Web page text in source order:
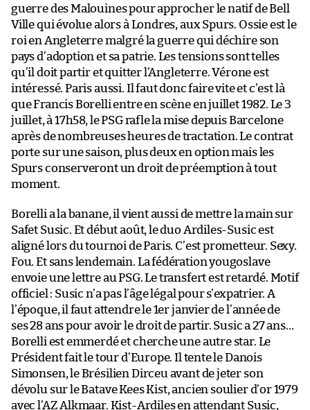
guerre des Malouines pour approcher le natif de Bell
Ville qui évolue alors à Londres, aux Spurs. Ossie est le
roi en Angleterre malgré la guerre qui déchire son
pays d’adoption et sa patrie. Les tensions sont telles
qu’il doit partir et quitter l’Angleterre. Vérone est
intéressé. Paris aussi. Il faut donc faire vite et c’est là
que Francis Borelli entre en scène en juillet 1982. Le 3
juillet, à 17h58, le PSG rafle la mise depuis Barcelone
après de nombreuses heures de tractation. Le contrat
porte sur une saison, plus deux en option mais les
Spurs conserveront un droit de préemption à tout
moment.
Borelli a la banane, il vient aussi de mettre la main sur
Safet Susic. Et début août, le duo Ardiles-Susic est
aligné lors du tournoi de Paris. C’est prometteur. Sexy.
Fou. Et sans lendemain. La fédération yougoslave
envoie une lettre au PSG. Le transfert est retardé. Motif
officiel : Susic n’a pas l’âge légal pour s’expatrier. A
l’époque, il faut attendre le 1er janvier de l’année de
ses 28 ans pour avoir le droit de partir. Susic a 27 ans…
Borelli est emmerdé et cherche une autre star. Le
Président fait le tour d’Europe. Il tente le Danois
Simonsen, le Brésilien Dirceu avant de jeter son
dévolu sur le Batave Kees Kist, ancien soulier d’or 1979
avec l’AZ Alkmaar. Kist-Ardiles en attendant Susic,